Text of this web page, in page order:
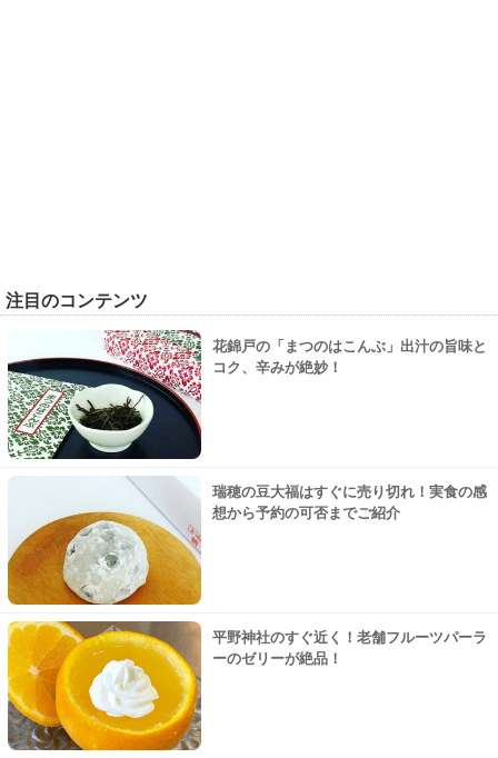
注目のコンテンツ
花錦戸の「まつのはこんぶ」出汁の旨味と
コク、辛みが絶妙！
瑞穂の豆大福はすぐに売り切れ！実食の感
想から予約の可否までご紹介
平野神社のすぐ近く！老舗フルーツパーラ
ーのゼリーが絶品！